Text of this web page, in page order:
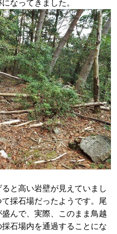
なってきました。
と高い岩壁が見えていまし
採石場だったようです。尾
んで、実際、このまま鳥越
石場内を通過することにな